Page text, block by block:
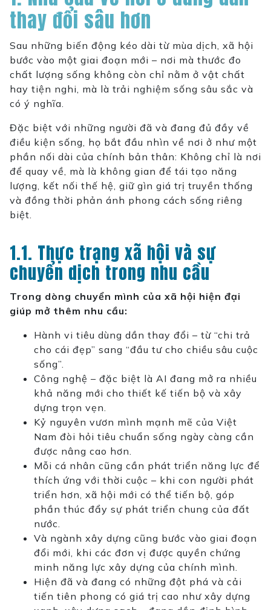
thay đổi sâu hơn
Sau những biến động kéo dài từ mùa dịch, xã hội
bước vào một giai đoạn mới – nơi mà thước đo
chất lượng sống không còn chỉ nằm ở vật chất
hay tiện nghi, mà là trải nghiệm sống sâu sắc và
có ý nghĩa.
Đặc biệt với những người đã và đang đủ đầy về
điều kiện sống, họ bắt đầu nhìn về nơi ở như một
phần nối dài của chính bản thân: Không chỉ là nơi
để quay về, mà là không gian để tái tạo năng
lượng, kết nối thế hệ, giữ gìn giá trị truyền thống
và đồng thời phản ánh phong cách sống riêng
biệt.
1.1. Thực trạng xã hội và sự
chuyển dịch trong nhu cầu
Trong dòng chuyển mình của xã hội hiện đại
giúp mở thêm nhu cầu:
Hành vi tiêu dùng dần thay đổi – từ “chi trả
cho cái đẹp” sang “đầu tư cho chiều sâu cuộc
sống”.
Công nghệ – đặc biệt là AI đang mở ra nhiều
khả năng mới cho thiết kế tiến bộ và xây
dựng trọn vẹn.
Kỷ nguyên vươn mình mạnh mẽ của Việt
Nam đòi hỏi tiêu chuẩn sống ngày càng cần
được nâng cao hơn.
Mỗi cá nhân cũng cần phát triển năng lực để
thích ứng với thời cuộc – khi con người phát
triển hơn, xã hội mới có thể tiến bộ, góp
phần thúc đẩy sự phát triển chung của đất
nước.
Và ngành xây dựng cũng bước vào giai đoạn
đổi mới, khi các đơn vị được quyền chứng
minh năng lực xây dựng của chính mình.
Hiện đã và đang có những đột phá và cải
tiến tiên phong có giá trị cao như xây dựng